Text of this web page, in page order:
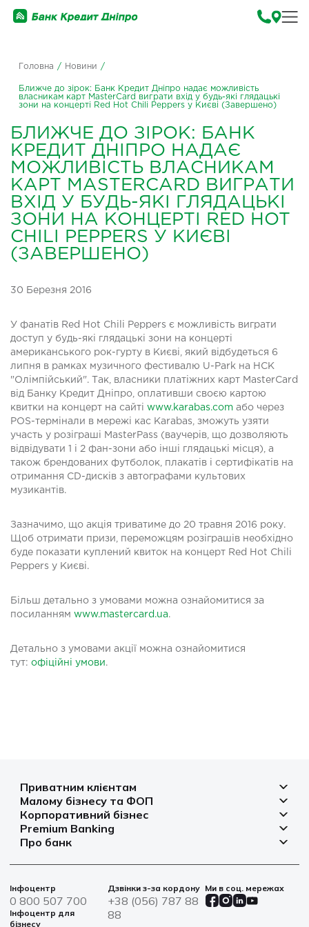
Головна / Новини /
Ближче до зірок: Банк Кредит Дніпро надає можливість
власникам карт MasterCard виграти вхід у будь-які глядацькі
зони на концерті Red Hot Chili Peppers у Києві (Завершено)
БЛИЖЧЕ ДО ЗІРОК: БАНК
КРЕДИТ ДНІПРО НАДАЄ
МОЖЛИВІСТЬ ВЛАСНИКАМ
КАРТ MASTERCARD ВИГРАТИ
ВХІД У БУДЬ-ЯКІ ГЛЯДАЦЬКІ
ЗОНИ НА КОНЦЕРТІ RED HOT
CHILI PEPPERS У КИЄВІ
(ЗАВЕРШЕНО)
30 Березня 2016
У фанатів Red Hot Chili Peppers є можливість виграти
доступ у будь-які глядацькі зони на концерті
американського рок-гурту в Києві, який відбудеться 6
липня в рамках музичного фестивалю U-Park на НСК
"Олімпійський". Так, власники платіжних карт MasterCard
від Банку Кредит Дніпро, оплативши своєю картою
квитки на концерт на сайті www.karabas.com або через
POS-термінали в мережі кас Karabas, зможуть узяти
участь у розіграші MasterPass (ваучерів, що дозволяють
відвідувати 1 і 2 фан-зони або інші глядацькі місця), а
також брендованих футболок, плакатів і сертифікатів на
отримання CD-дисків з автографами культових
музикантів.
Зазначимо, що акція триватиме до 20 травня 2016 року.
Щоб отримати призи, переможцям розіграшів необхідно
буде показати куплений квиток на концерт Red Hot Chili
Peppers у Києві.
Більш детально з умовами можна ознайомитися за
посиланням www.mastercard.ua.
Детально з умовами акції можна ознайомитися
тут: офіційні умови.
Приватним клієнтам
Депозити
Кредити
Платіжні картки
Платежі
Іпотека
Страхування
Малому бізнесу та ФОП
Рахунок для бізнесу
Фінансування
Овердрафт
Корпоративний бізнес
Рахунки і платежі
Депозити
Агробізнес
Цінні папери
Premium Banking
Депозити
Платіжні картки
Банківські сейфи
Військові облігації
Про банк
Новини
Фінансова звітність
Інфоцентр
0 800 507 700
Інфоцентр для
бізнесу
Дзвінки з-за кордону
+38 (056) 787 88
88
Ми в соц. мережах